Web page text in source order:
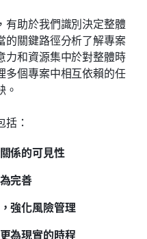
有助於我們識別決定整體
的關鍵路徑分析了解專案
力和資源集中於對整體時
多個專案中相互依賴的任
。
：
係的可見性
完善
強化風險管理
為現實的時程